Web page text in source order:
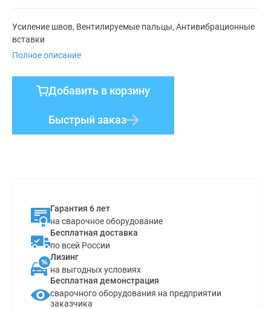
Усиление швов, Вентилируемые пальцы, Антивибрационные
вставки
Полное описание
Добавить в корзину
Быстрый заказ
Гарантия 6 лет
на сварочное оборудование
Бесплатная доставка
по всей России
Лизинг
на выгодных условиях
Бесплатная демонстрация
сварочного оборудования на предприятии
заказчика